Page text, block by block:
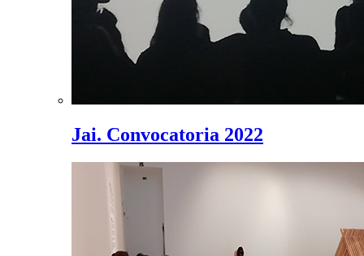
Jai. Convocatoria 2022